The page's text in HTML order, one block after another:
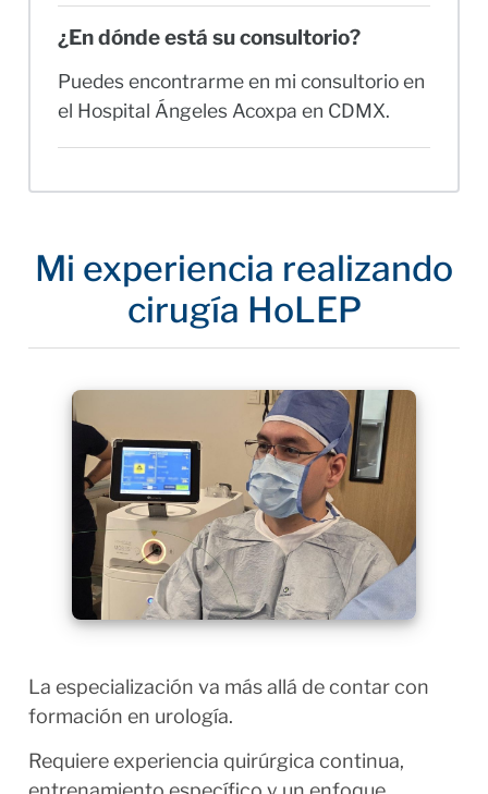
¿En dónde está su consultorio?
Puedes encontrarme en mi consultorio en
el Hospital Ángeles Acoxpa en CDMX.
Mi experiencia realizando
cirugía HoLEP
La especialización va más allá de contar con
formación en urología.
Requiere experiencia quirúrgica continua,